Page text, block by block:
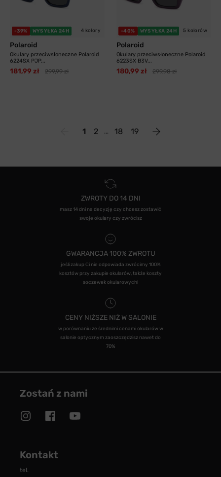
-39% WYSYŁKA 24H 4 kolory
Polaroid
Okulary przeciwsłoneczne Polaroid
6224SX PJP...
181,99 zł 299,99 zł
-40% WYSYŁKA 24H 5 kolorów
Polaroid
Okulary przeciwsłoneczne Polaroid
6223SX B3V...
180,99 zł 299,98 zł
1 2 18 19
ZWROTY DO 14 DNI
masz 14 dni na decyzję czy chcesz zostawić
swoje okulary czy zwrócisz
GWARANCJA 100% ZWROTU
jeśli zakup Ci nie odpowiada zwrócimy 100%
kosztów przy zakupie okularów, także koszty
soczewek okularowych!
CENY NIŻSZE NIŻ W SALONIE
w porównaniu ze średnimi cenami okularów w
salonie optycznym zaoszczędzisz nawet do
70%
Zostań z nami
Kontakt
tel.